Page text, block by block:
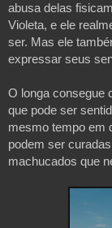
abusa delas
Violeta, e ele
ser. Mas ele
expressar seus
O longa consegue
que pode ser
mesmo tempo em
podem ser
machucados que